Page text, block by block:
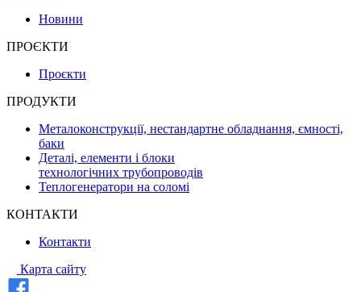
Новини
ПРОЄКТИ
Проєкти
ПРОДУКТИ
Металоконструкції, нестандартне обладнання, ємності,
баки
Деталі, елементи і блоки
технологічних трубопроводів
Теплогенератори на соломі
КОНТАКТИ
Контакти
Карта сайту